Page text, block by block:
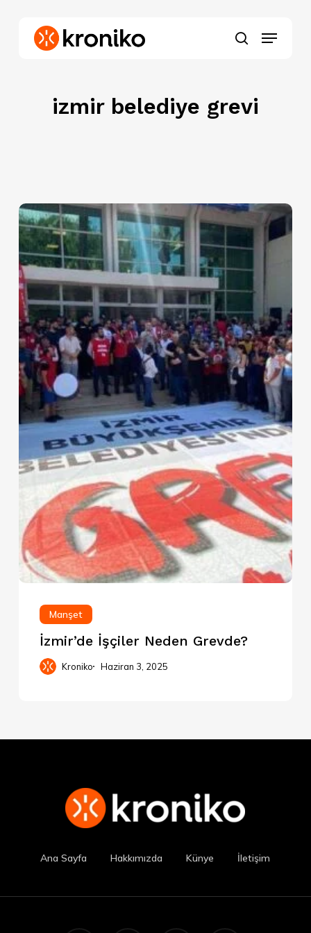
search
Menu
izmir belediye grevi
Manşet
İzmir’de İşçiler Neden Grevde?
Kroniko Haziran 3, 2025
Ana Sayfa Hakkımızda Künye İletişim